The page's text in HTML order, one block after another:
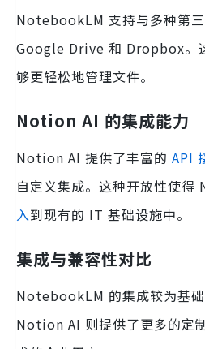
NotebookLM 支持与多种第
Google Drive 和 Dropbox。
够更轻松地管理文件。
Notion AI 的集成能力
Notion AI 提供了丰富的 API
自定义集成。这种开放性使
入到现有的 IT 基础设施中。
集成与兼容性对比
NotebookLM 的集成较为基
Notion AI 则提供了更多的定